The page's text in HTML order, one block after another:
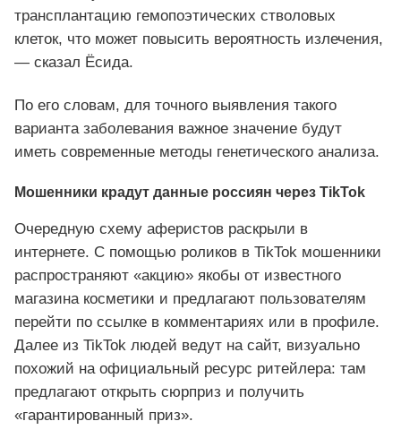
трансплантацию гемопоэтических стволовых
клеток, что может повысить вероятность излечения,
— сказал Ёсида.
По его словам, для точного выявления такого
варианта заболевания важное значение будут
иметь современные методы генетического анализа.
Мошенники крадут данные россиян через TikTok
Очередную схему аферистов раскрыли в
интернете. С помощью роликов в TikTok мошенники
распространяют «акцию» якобы от известного
магазина косметики и предлагают пользователям
перейти по ссылке в комментариях или в профиле.
Далее из TikTok людей ведут на сайт, визуально
похожий на официальный ресурс ритейлера: там
предлагают открыть сюрприз и получить
«гарантированный приз».